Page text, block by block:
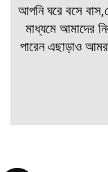
আপনি ঘরে বসে
মাধ্যমে আমাদের
পারেন এছাড়াও